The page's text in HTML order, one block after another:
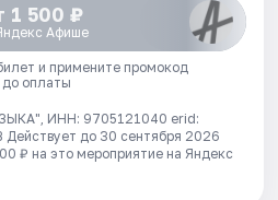
1 500 ₽
Афише
и примените промокод
до оплаты
ИНН: 9705121040 erid:
Действует до 30 сентября 2026
₽ на это мероприятие на Яндекс